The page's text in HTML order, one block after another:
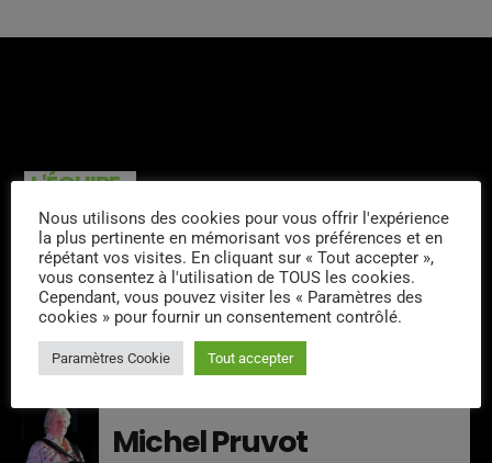
L'ÉQUIPE
Daniel Mellet
Raymond Delarua
Michel Pruvot
Nous utilisons des cookies pour vous offrir l'expérience
la plus pertinente en mémorisant vos préférences et en
répétant vos visites. En cliquant sur « Tout accepter »,
vous consentez à l'utilisation de TOUS les cookies.
Cependant, vous pouvez visiter les « Paramètres des
cookies » pour fournir un consentement contrôlé.
Paramètres Cookie Tout accepter